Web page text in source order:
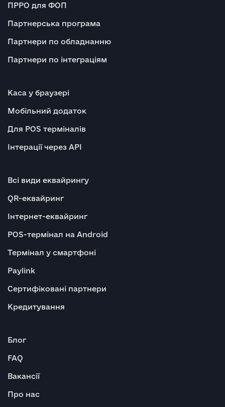
ПРРО для ФОП
Партнерська програма
Партнери по обладнанню
Партнери по інтеграціям
Каса у браузері
Мобільний додаток
Для POS терміналів
Інтерації через API
Всі види еквайрингу
QR-еквайринг
Інтернет-еквайринг
POS-термінал на Android
Термінал у смартфоні
Paylink
Сертифіковані партнери
Кредитування
Блог
FAQ
Вакансії
Про нас